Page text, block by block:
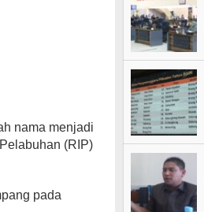
nama menjadi
(RIP)
pada